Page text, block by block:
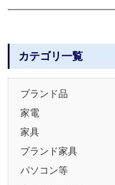
カテゴリ一覧
ブランド品
家電
家具
ブランド家具
パソコン等